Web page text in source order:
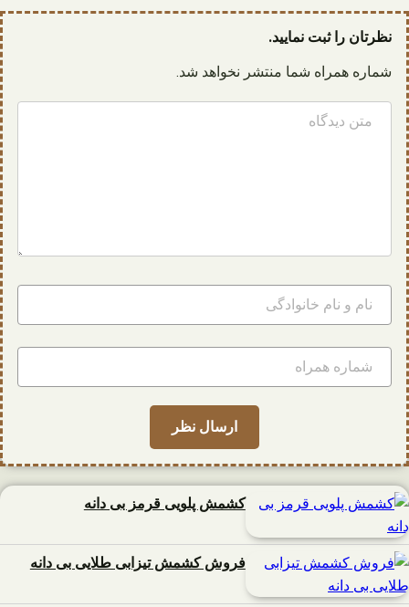
نظرتان را ثبت نمایید.
شماره همراه شما منتشر نخواهد شد.
کشمش پلویی قرمز بی دانه
فروش کشمش تیزابی طلایی بی دانه